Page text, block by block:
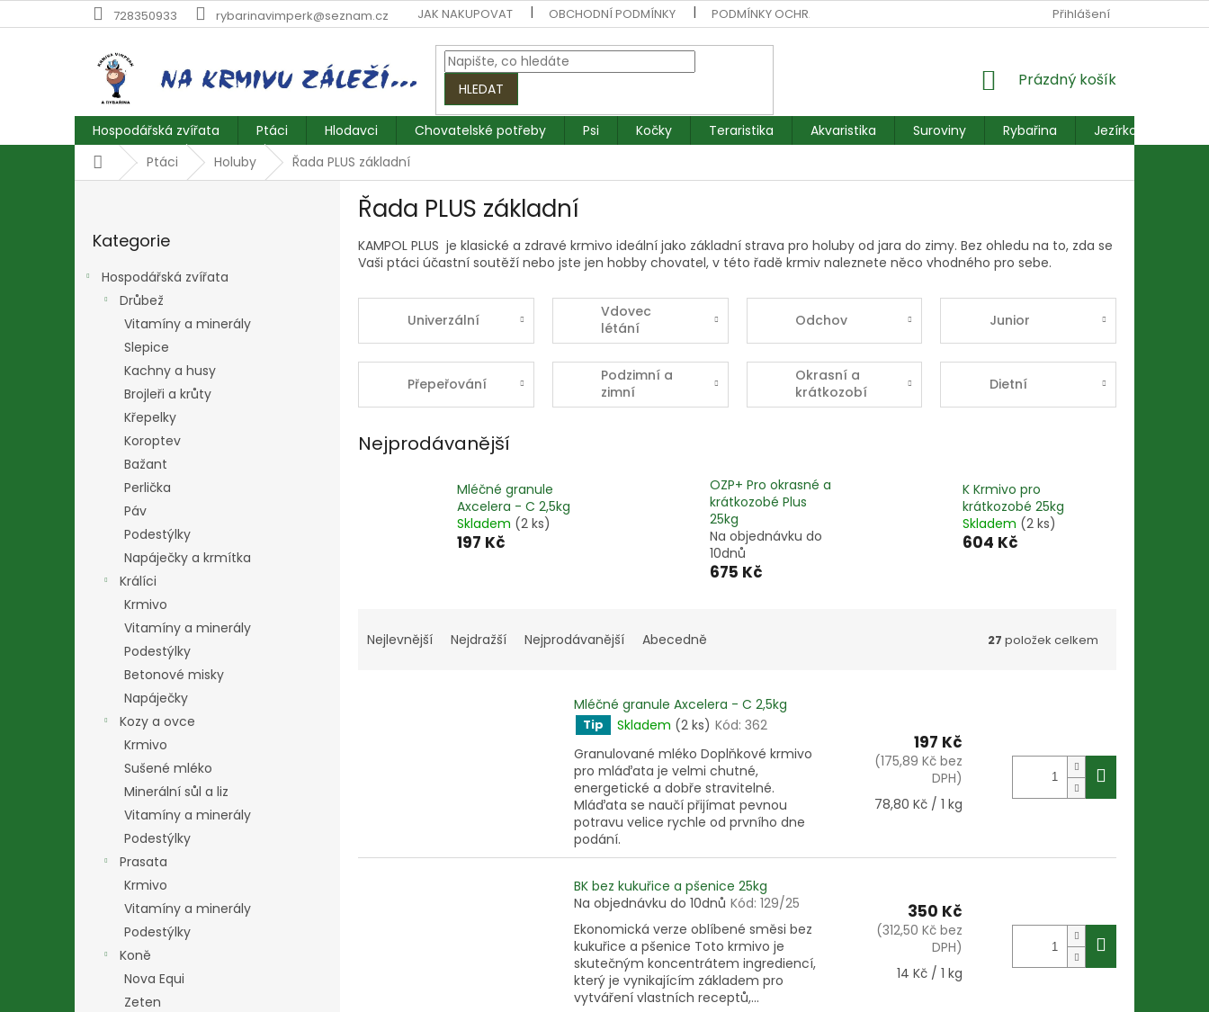
na
728350933 rybarinavimperk@seznam.cz JAK NAKUPOVAT OBCHODNÍ PODMÍNKY PODMÍNKY OCHRANY OSOBNÍCH ÚDAJŮ REKLAMACE FORMULÁŘ
Přihlášení
HLEDAT
NÁKUPNÍ
Prázdný košík
Hospodářská zvířata Ptáci Hlodavci Chovatelské potřeby Psi Kočky Teraristika Akvaristika Suroviny Rybařina
Jezírkové ryby
DomůPtáci Holuby Řada PLUS základní
kategorie
Kategorie
Hospodářská zvířata
Drůbež
Vitamíny a minerály
Slepice
Kachny a husy
Brojleři a krůty
Křepelky
Koroptev
Bažant
Perlička
Páv
Podestýlky
Napáječky a krmítka
Králíci
Krmivo
Vitamíny a minerály
Podestýlky
Betonové misky
Napáječky
Kozy a ovce
Krmivo
Sušené mléko
Minerální sůl a liz
Vitamíny a minerály
Podestýlky
Prasata
Krmivo
Vitamíny a minerály
Podestýlky
Koně
Nova Equi
Zeten
Řada PLUS základní
KAMPOL PLUS je klasické a zdravé krmivo ideální jako základní strava pro holuby od jara do zimy. Bez ohledu na to, zda se
Vaši ptáci účastní soutěží nebo jste jen hobby chovatel, v této řadě krmiv naleznete něco vhodného pro sebe.
Univerzální
Vdovec
létání
Odchov Junior
Přepeřování
Podzimní a
zimní
Okrasní a
krátkozobí
Dietní
Nejprodávanější
Mléčné granule
Axcelera - C 2,5kg
Skladem (2 ks)
197 Kč
OZP+ Pro okrasné a
krátkozobé Plus
25kg
Na objednávku do
10dnů
675 Kč
K Krmivo pro
krátkozobé 25kg
Skladem (2 ks)
604 Kč
a
t
Nejlevnější Nejdražší Nejprodávanější Abecedně 27 položek celkem
d
Mléčné granule Axcelera - C 2,5kg
Tip Skladem (2 ks) Kód: 362
Granulované mléko Doplňkové krmivo
pro mláďata je velmi chutné,
energetické a dobře stravitelné.
Mláďata se naučí přijímat pevnou
potravu velice rychle od prvního dne
podání.
197 Kč
(175,89 Kč bez
DPH)
Měrná
78,80 Kč / 1 kg
BK bez kukuřice a pšenice 25kg
Na objednávku do 10dnů Kód: 129/25
Ekonomická verze oblíbené směsi bez
kukuřice a pšenice Toto krmivo je
skutečným koncentrátem ingrediencí,
který je vynikajícím základem pro
vytváření vlastních receptů,...
350 Kč
(312,50 Kč bez
DPH)
Měrná
14 Kč / 1 kg